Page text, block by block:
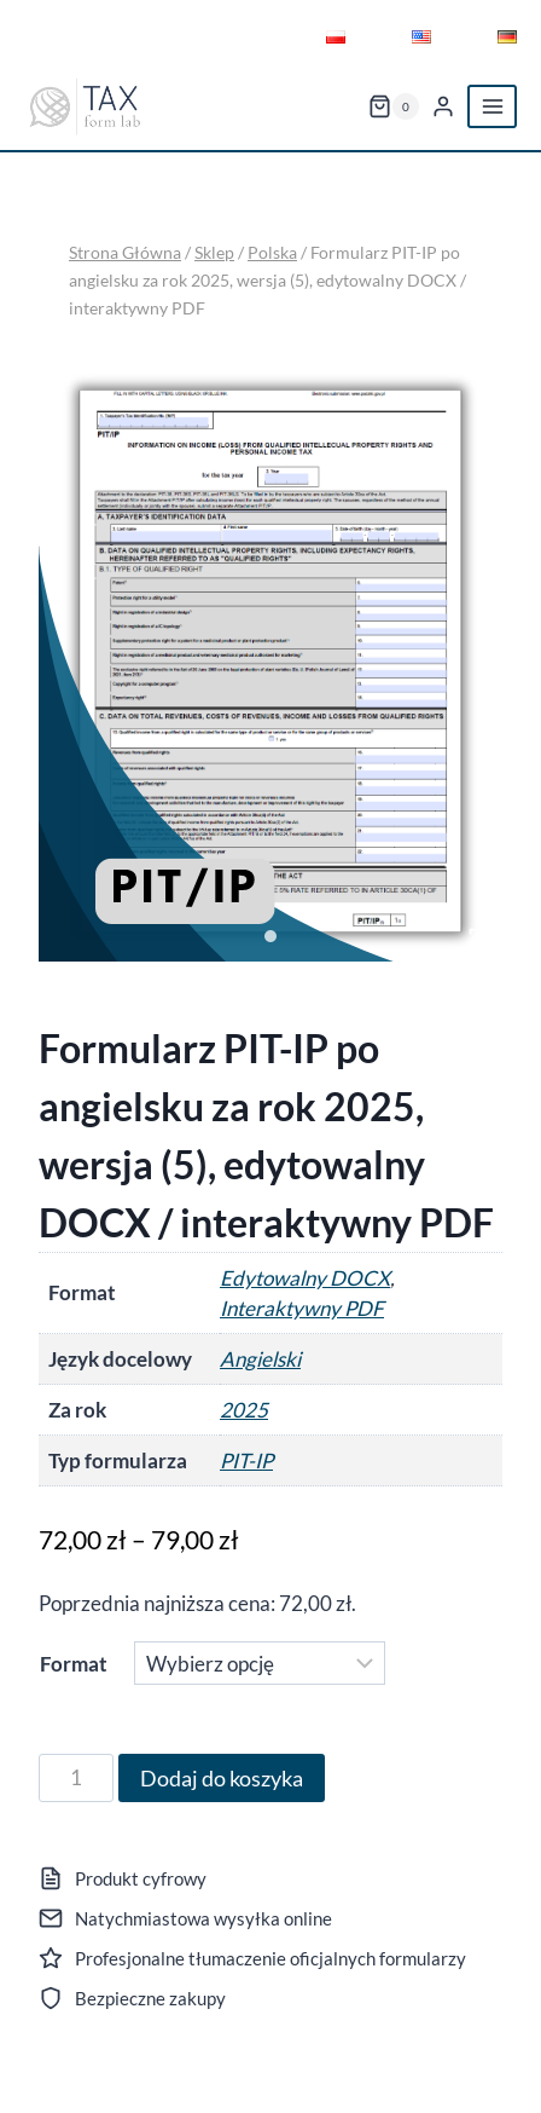
0
Strona Główna/Sklep/ Polska/ Formularz PIT-IP po
angielsku za rok 2025, wersja (5), edytowalny DOCX /
interaktywny PDF
Formularz PIT-IP po
angielsku za rok 2025,
wersja (5), edytowalny
DOCX / interaktywny PDF
Format
Edytowalny DOCX,
Interaktywny PDF
Język docelowy
Angielski
Za rok
2025
Typ formularza
PIT-IP
72,00zł– 79,00złZakres
od
72,00 zł
Poprzednia najniższa cena: 72,00zł.
Format
ilość
Formularz
IP
po
angielsku
za
rok
Dodaj do koszyka
Produkt cyfrowy
Natychmiastowa wysyłka online
Profesjonalne tłumaczenie oficjalnych formularzy
Bezpieczne zakupy